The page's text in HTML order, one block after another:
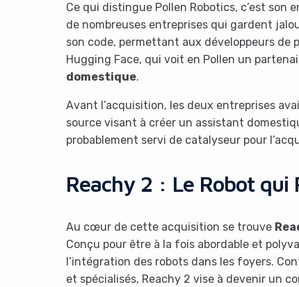
Ce qui distingue Pollen Robotics, c’est son
de nombreuses entreprises qui gardent
son code, permettant aux développeurs de
Hugging Face, qui voit en Pollen un
domestique.
Avant l’acquisition, les deux entreprises
source visant à créer un assistant
probablement servi de catalyseur pour
Reachy 2 : Le Robot qui
Au cœur de cette acquisition se trouve
Conçu pour être à la fois abordable et
l’intégration des robots dans les foyers.
et spécialisés, Reachy 2 vise à devenir un